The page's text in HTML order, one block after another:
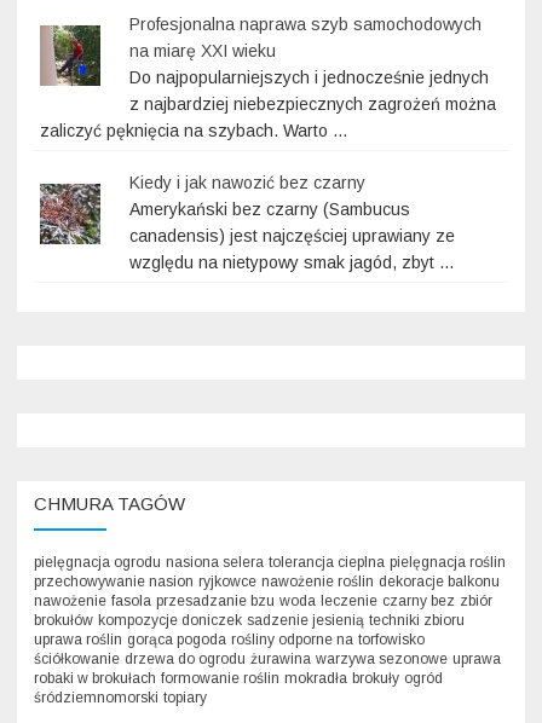
Profesjonalna naprawa szyb samochodowych
na miarę XXI wieku
Do najpopularniejszych i jednocześnie jednych
z najbardziej niebezpiecznych zagrożeń można
zaliczyć pęknięcia na szybach. Warto …
Kiedy i jak nawozić bez czarny
Amerykański bez czarny (Sambucus
canadensis) jest najczęściej uprawiany ze
względu na nietypowy smak jagód, zbyt …
CHMURA TAGÓW
pielęgnacja ogrodu nasiona selera tolerancja cieplna pielęgnacja roślin
przechowywanie nasion ryjkowce nawożenie roślin dekoracje balkonu
nawożenie fasola przesadzanie bzu woda leczenie czarny bez zbiór
brokułów kompozycje doniczek sadzenie jesienią techniki zbioru
uprawa roślin gorąca pogoda rośliny odporne na torfowisko
ściółkowanie drzewa do ogrodu żurawina warzywa sezonowe uprawa
robaki w brokułach formowanie roślin mokradła brokuły ogród
śródziemnomorski topiary